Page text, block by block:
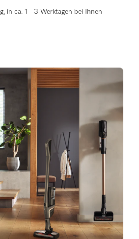
in ca. 1 - 3 Werktagen bei Ihnen